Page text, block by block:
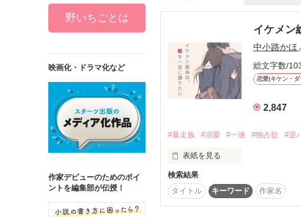
詳しく検索
ジャンル
ステータス
イケメン
中小路かほ
総文字数/
恋愛(キケン・
2,847
#暴走族 #溺愛 #一途 #独占欲 #逆
表紙を見る
心配性のお父さんが
わたしになにかあったらいけない
そばにつけてくれることになった
検索結果
タイトル
キーワード 作家名
野いちごとは
映画化・ドラマ化など
作家デビューのためのポイ
ントを編集部が伝授！